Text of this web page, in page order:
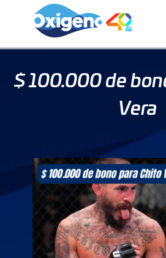
$ 100.000 de
Vera